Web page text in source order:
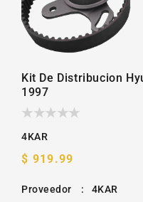
Kit De Distribucion
1997
4KAR
Precio
$ 919.99
Proveedor : 4KAR